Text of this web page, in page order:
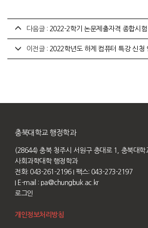
다음글 : 2022-2학기 논문제출자격 종합시
이전글 : 2022학년도 하계 컴퓨터 특강 신청
충북대학교 행정학과
(28644) 충북 청주시 서원구 충대로 1, 충북대학
사회과학대학 행정학과
전화: 043-261-2196 I 팩스: 043-273-2197
I E-mail : pa@chungbuk.ac.kr
로그인
개인정보처리방침